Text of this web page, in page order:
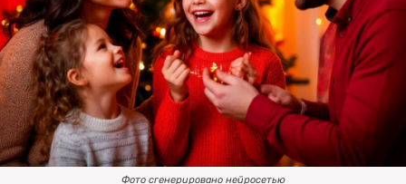
Фото сгенерировано нейросетью